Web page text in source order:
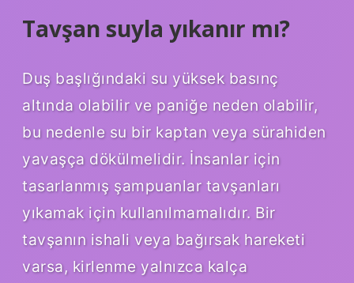
Tavşan suyla yıkanır mı?
Duş başlığındaki su yüksek basınç
altında olabilir ve paniğe neden olabilir,
bu nedenle su bir kaptan veya sürahiden
yavaşça dökülmelidir. İnsanlar için
tasarlanmış şampuanlar tavşanları
yıkamak için kullanılmamalıdır. Bir
tavşanın ishali veya bağırsak hareketi
varsa, kirlenme yalnızca kalça